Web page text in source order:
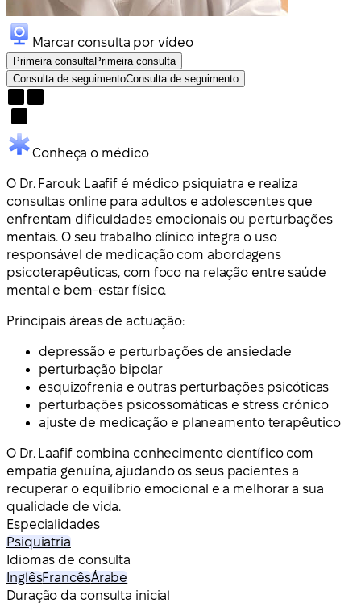
Marcar consulta por vídeo
Primeira consultaPrimeira consulta
Consulta de seguimentoConsulta de seguimento
Conheça o médico
O Dr. Farouk Laafif é médico psiquiatra e realiza
consultas online para adultos e adolescentes que
enfrentam dificuldades emocionais ou perturbações
mentais. O seu trabalho clínico integra o uso
responsável de medicação com abordagens
psicoterapêuticas, com foco na relação entre saúde
mental e bem-estar físico.
Principais áreas de actuação:
depressão e perturbações de ansiedade
perturbação bipolar
esquizofrenia e outras perturbações psicóticas
perturbações psicossomáticas e stress crónico
ajuste de medicação e planeamento terapêutico
O Dr. Laafif combina conhecimento científico com
empatia genuína, ajudando os seus pacientes a
recuperar o equilíbrio emocional e a melhorar a sua
qualidade de vida.
Especialidades
Psiquiatria
Idiomas de consulta
InglêsFrancêsÁrabe
Duração da consulta inicial